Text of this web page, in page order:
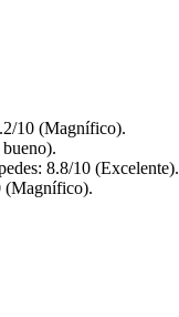
10 (Magnífico).
8.8/10 (Excelente).
(Magnífico).